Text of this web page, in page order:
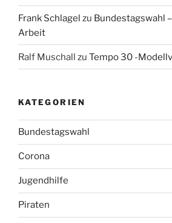
Frank Schlagel zu Bundestagswahl
Arbeit
Ralf Muschall zu Tempo 30 -
KATEGORIEN
Bundestagswahl
Corona
Jugendhilfe
Piraten